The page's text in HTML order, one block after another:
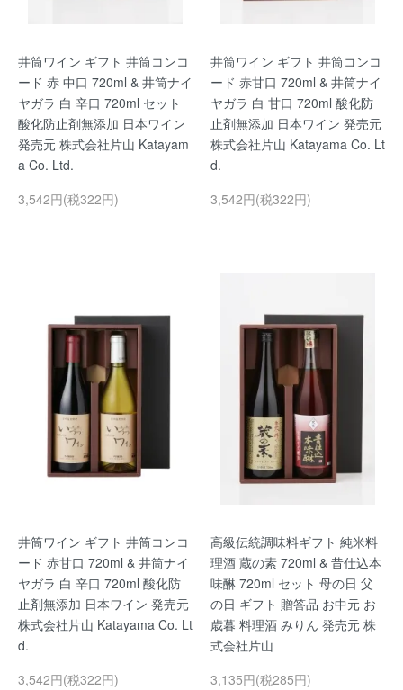
井筒ワイン ギフト 井筒コンコ
ード 赤 中口 720ml & 井筒ナイ
ヤガラ 白 辛口 720ml セット
酸化防止剤無添加 日本ワイン
発売元 株式会社片山 Katayam
a Co. Ltd.
3,542円(税322円)
井筒ワイン ギフト 井筒コンコ
ード 赤甘口 720ml & 井筒ナイ
ヤガラ 白 甘口 720ml 酸化防
止剤無添加 日本ワイン 発売元
株式会社片山 Katayama Co. Lt
d.
3,542円(税322円)
井筒ワイン ギフト 井筒コンコ
ード 赤甘口 720ml & 井筒ナイ
ヤガラ 白 辛口 720ml 酸化防
止剤無添加 日本ワイン 発売元
株式会社片山 Katayama Co. Lt
d.
3,542円(税322円)
高級伝統調味料ギフト 純米料
理酒 蔵の素 720ml & 昔仕込本
味醂 720ml セット 母の日 父
の日 ギフト 贈答品 お中元 お
歳暮 料理酒 みりん 発売元 株
式会社片山
3,135円(税285円)